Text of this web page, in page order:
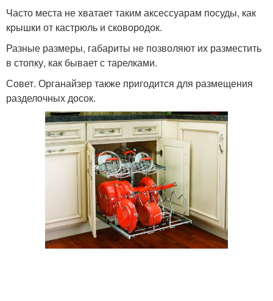
Часто места не хватает таким аксессуарам посуды, как
крышки от кастрюль и сковородок.
Разные размеры, габариты не позволяют их разместить
в стопку, как бывает с тарелками.
Совет. Органайзер также пригодится для размещения
разделочных досок.